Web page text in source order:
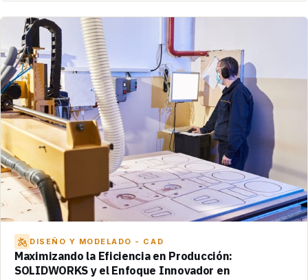
DISEÑO Y MODELADO - CAD
Maximizando la Eficiencia en Producción:
SOLIDWORKS y el Enfoque Innovador en